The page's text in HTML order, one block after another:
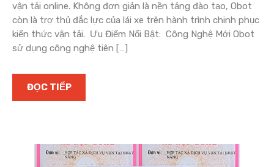
vận tải online. Không đơn giản là nền tảng đào tạo, Obot
còn là trợ thủ đắc lực của lái xe trên hành trình chinh phục
kiến thức vận tải. Ưu Điểm Nổi Bật: Công Nghệ Mới Obot
sử dụng công nghệ tiên […]
ĐỌC TIẾP